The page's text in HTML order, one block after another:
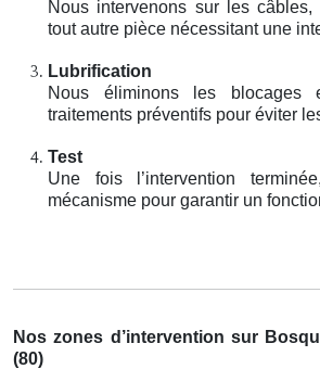
Nous intervenons sur les
tout autre pièce nécessitant une
Lubrification
Nous éliminons les blocages
traitements préventifs pour éviter
Test
Une fois l’intervention
mécanisme pour garantir un
Nos zones d’intervention sur
(80)